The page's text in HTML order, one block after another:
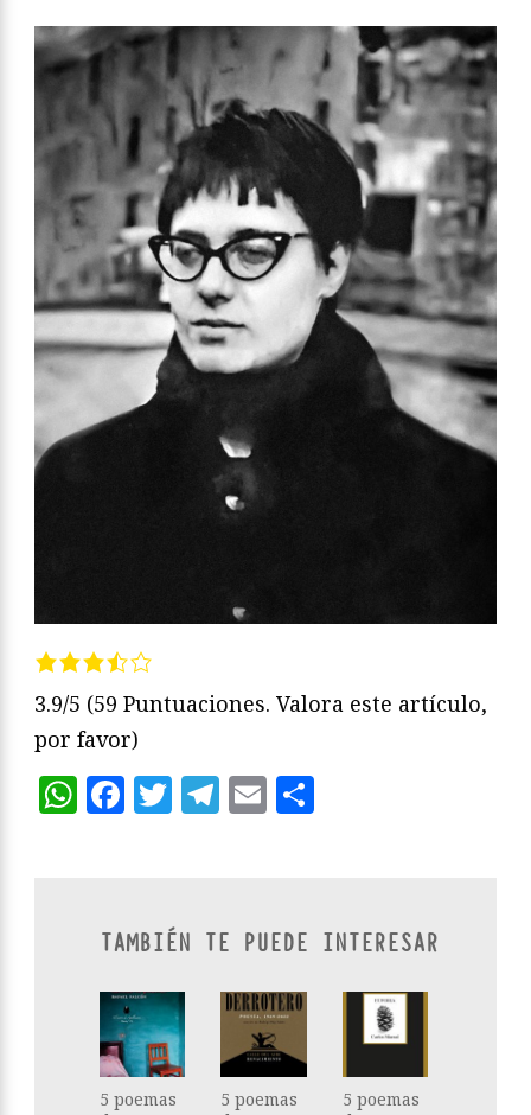
3.9/5 (59 Puntuaciones. Valora este artículo,
por favor)
WhatsApp
Facebook
Twitter
Telegram
Email
TAMBIÉN TE PUEDE INTERESAR
5 poemas
5 poemas
5 poemas